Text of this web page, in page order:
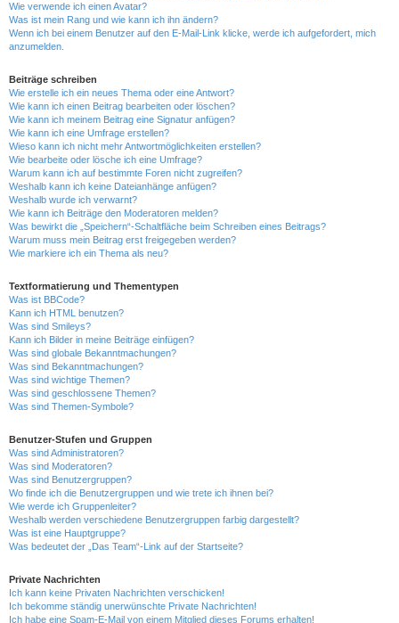
Wie verwende ich einen Avatar?
Was ist mein Rang und wie kann ich ihn ändern?
Wenn ich bei einem Benutzer auf den E-Mail-Link klicke, werde ich aufgefordert, mich
anzumelden.
Beiträge schreiben
Wie erstelle ich ein neues Thema oder eine Antwort?
Wie kann ich einen Beitrag bearbeiten oder löschen?
Wie kann ich meinem Beitrag eine Signatur anfügen?
Wie kann ich eine Umfrage erstellen?
Wieso kann ich nicht mehr Antwortmöglichkeiten erstellen?
Wie bearbeite oder lösche ich eine Umfrage?
Warum kann ich auf bestimmte Foren nicht zugreifen?
Weshalb kann ich keine Dateianhänge anfügen?
Weshalb wurde ich verwarnt?
Wie kann ich Beiträge den Moderatoren melden?
Was bewirkt die „Speichern“-Schaltfläche beim Schreiben eines Beitrags?
Warum muss mein Beitrag erst freigegeben werden?
Wie markiere ich ein Thema als neu?
Textformatierung und Thementypen
Was ist BBCode?
Kann ich HTML benutzen?
Was sind Smileys?
Kann ich Bilder in meine Beiträge einfügen?
Was sind globale Bekanntmachungen?
Was sind Bekanntmachungen?
Was sind wichtige Themen?
Was sind geschlossene Themen?
Was sind Themen-Symbole?
Benutzer-Stufen und Gruppen
Was sind Administratoren?
Was sind Moderatoren?
Was sind Benutzergruppen?
Wo finde ich die Benutzergruppen und wie trete ich ihnen bei?
Wie werde ich Gruppenleiter?
Weshalb werden verschiedene Benutzergruppen farbig dargestellt?
Was ist eine Hauptgruppe?
Was bedeutet der „Das Team“-Link auf der Startseite?
Private Nachrichten
Ich kann keine Privaten Nachrichten verschicken!
Ich bekomme ständig unerwünschte Private Nachrichten!
Ich habe eine Spam-E-Mail von einem Mitglied dieses Forums erhalten!